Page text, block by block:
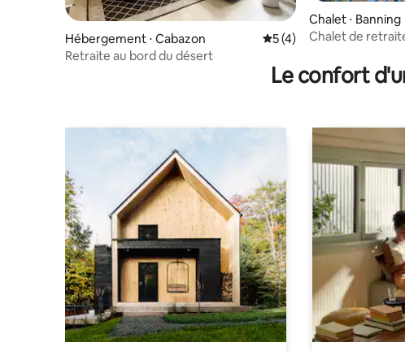
Hébergement ⋅ Cabazon Évaluation moyenne sur
5 (4)
Retraite au bord du désert
Chalet ⋅ Banning
Chalet de
Le confort